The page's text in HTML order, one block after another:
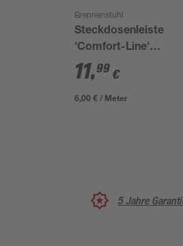
Brennenstuhl
Steckdosenleiste
'Comfort-Line'
schwarz 4-fach 2 m
11,99 €
6,00 € / Meter
5 Jahre